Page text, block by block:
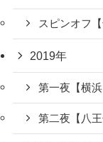
スピンオフ
2019年
第一夜【横
第二夜【八